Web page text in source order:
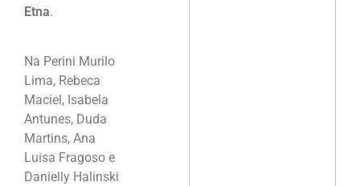
Etna.
Na Perini Murilo
Lima, Rebeca
Maciel, Isabela
Antunes, Duda
Martins, Ana
Luisa Fragoso e
Danielly Halinski